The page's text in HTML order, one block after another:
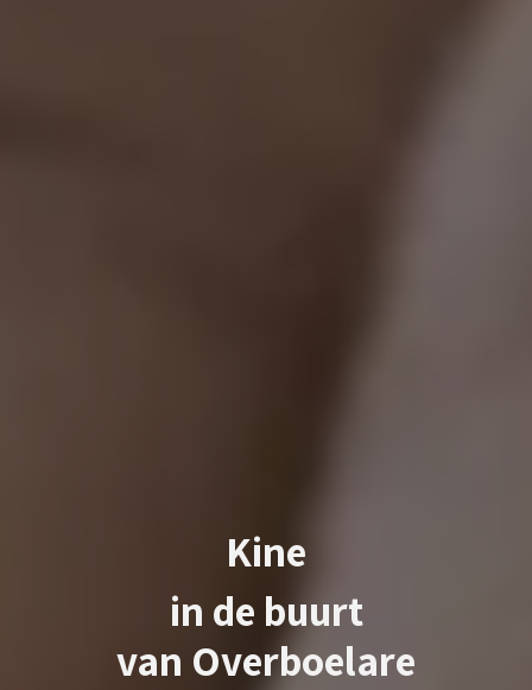
Kine
in de buurt
van Overboelare